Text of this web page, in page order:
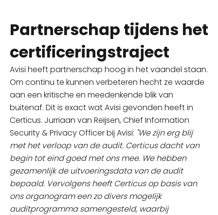
Partnerschap tijdens het
certificeringstraject
Avisi heeft partnerschap hoog in het vaandel staan.
Om continu te kunnen verbeteren hecht ze waarde
aan een kritische en meedenkende blik van
buitenaf. Dit is exact wat Avisi gevonden heeft in
Certicus. Jurriaan van Reijsen, Chief Information
Security & Privacy Officer bij Avisi: "We zijn erg blij
met het verloop van de audit. Certicus dacht van
begin tot eind goed met ons mee. We hebben
gezamenlijk de uitvoeringsdata van de audit
bepaald. Vervolgens heeft Certicus op basis van
ons organogram een zo divers mogelijk
auditprogramma samengesteld, waarbij